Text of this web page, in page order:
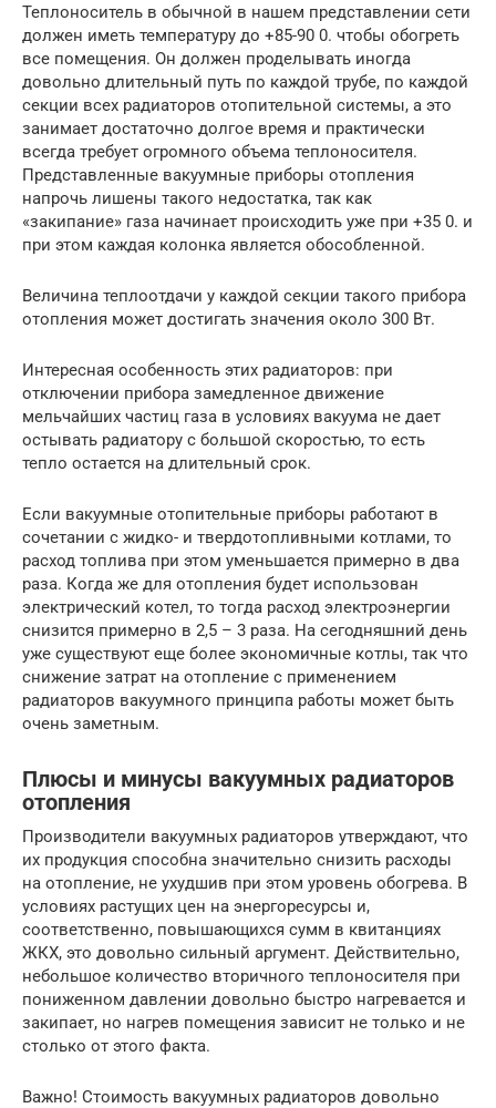
Теплоноситель в обычной в нашем представлении сети
должен иметь температуру до +85-90 0. чтобы обогреть
все помещения. Он должен проделывать иногда
довольно длительный путь по каждой трубе, по каждой
секции всех радиаторов отопительной системы, а это
занимает достаточно долгое время и практически
всегда требует огромного объема теплоносителя.
Представленные вакуумные приборы отопления
напрочь лишены такого недостатка, так как
«закипание» газа начинает происходить уже при +35 0. и
при этом каждая колонка является обособленной.
Величина теплоотдачи у каждой секции такого прибора
отопления может достигать значения около 300 Вт.
Интересная особенность этих радиаторов: при
отключении прибора замедленное движение
мельчайших частиц газа в условиях вакуума не дает
остывать радиатору с большой скоростью, то есть
тепло остается на длительный срок.
Если вакуумные отопительные приборы работают в
сочетании с жидко- и твердотопливными котлами, то
расход топлива при этом уменьшается примерно в два
раза. Когда же для отопления будет использован
электрический котел, то тогда расход электроэнергии
снизится примерно в 2,5 – 3 раза. На сегодняшний день
уже существуют еще более экономичные котлы, так что
снижение затрат на отопление с применением
радиаторов вакуумного принципа работы может быть
очень заметным.
Плюсы и минусы вакуумных радиаторов
отопления
Производители вакуумных радиаторов утверждают, что
их продукция способна значительно снизить расходы
на отопление, не ухудшив при этом уровень обогрева. В
условиях растущих цен на энергоресурсы и,
соответственно, повышающихся сумм в квитанциях
ЖКХ, это довольно сильный аргумент. Действительно,
небольшое количество вторичного теплоносителя при
пониженном давлении довольно быстро нагревается и
закипает, но нагрев помещения зависит не только и не
столько от этого факта.
Важно! Стоимость вакуумных радиаторов довольно